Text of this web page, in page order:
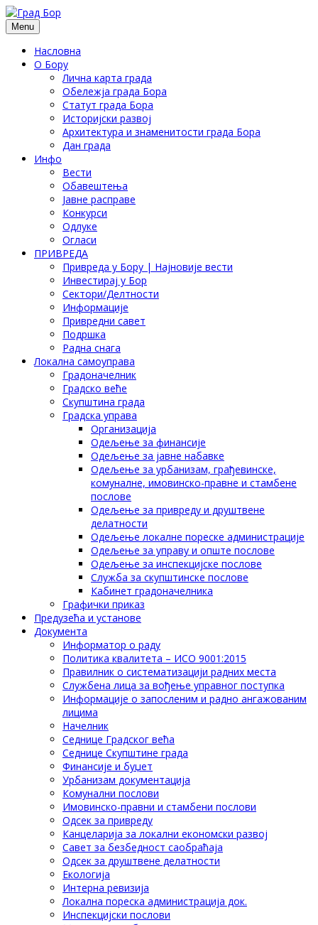
Menu
Насловна
О Бору
Лична карта града
Обележја града Бора
Статут града Бора
Историјски развој
Архитектура и знаменитости града Бора
Дан града
Инфо
Вести
Обавештења
Јавне расправе
Конкурси
Одлуке
Огласи
ПРИВРЕДА
Привреда у Бору | Најновије вести
Инвестирај у Бор
Сектори/Делтности
Информације
Привредни савет
Подршка
Радна снага
Локална самоуправа
Градоначелник
Градско веће
Скупштина града
Градска управа
Организација
Одељење за финансије
Одељење за јавне набавке
Одељење за урбанизам, грађевинске,
комуналне, имовинско-правне и стамбене
послове
Одељење за привреду и друштвене
делатности
Одељење локалне пореске администрације
Одељење за управу и опште послове
Одељење за инспекцијске послове
Служба за скупштинске послове
Кабинет градоначелника
Графички приказ
Предузећа и установе
Документа
Информатор о раду
Политика квалитета – ИСО 9001:2015
Правилник о систематизацији радних места
Службена лица за вођење управног поступка
Информације о запосленим и радно ангажованим
лицима
Начелник
Седнице Градског већа
Седнице Скупштине града
Финансије и буџет
Урбанизам документација
Комунални послови
Имовинско-правни и стамбени послови
Одсек за привреду
Канцеларија за локални економски развој
Савет за безбедност саобраћаја
Одсек за друштвене делатности
Eкологија
Интерна ревизија
Локална пореска администрација док.
Инспекцијски послови